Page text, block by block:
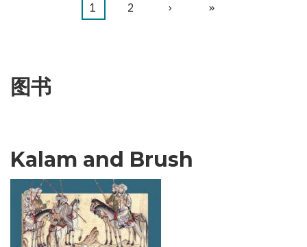
当
1
页
2
下
›
末
»
图书
Kalam and Brush